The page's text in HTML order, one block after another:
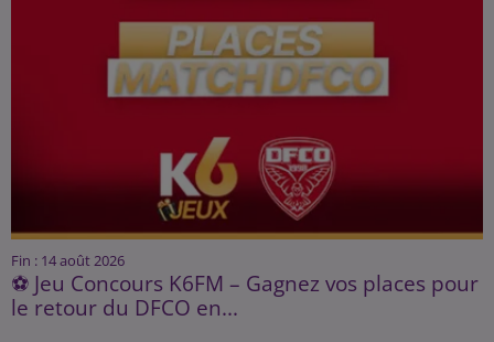
Fin : 14 août 2026
⚽ Jeu Concours K6FM – Gagnez vos places pour
le retour du DFCO en...